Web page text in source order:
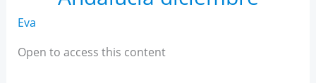
Eva
Open to access this content